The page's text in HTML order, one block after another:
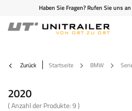
Haben Sie Fragen? Rufen Sie uns an
Zurück Startseite BMW
2020
( Anzahl der Produkte:9)